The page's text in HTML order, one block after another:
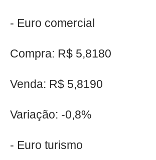
- Euro comercial
Compra: R$ 5,8180
Venda: R$ 5,8190
Variação: -0,8%
- Euro turismo